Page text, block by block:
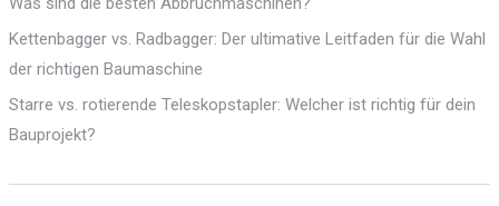
Kettenbagger vs. Radbagger: Der ultimative Leitfaden für die Wahl
der richtigen Baumaschine
Starre vs. rotierende Teleskopstapler: Welcher ist richtig für dein
Bauprojekt?